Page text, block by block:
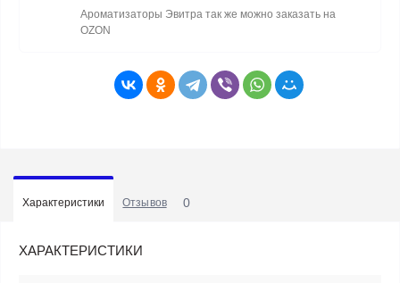
Ароматизаторы Эвитра так же можно заказать на
OZON
Характеристики Отзывов 0
ХАРАКТЕРИСТИКИ